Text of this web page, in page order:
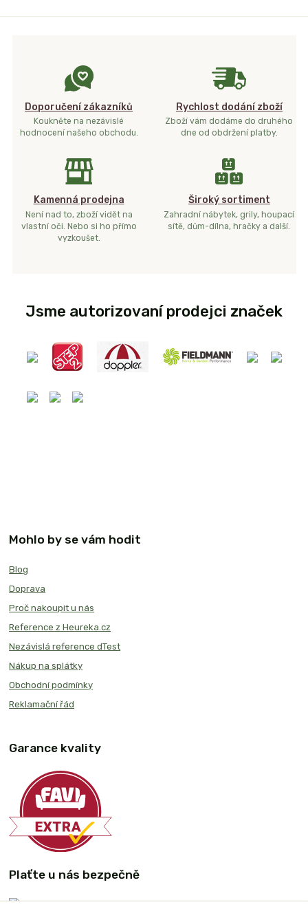
Doporučení zákazníků
Koukněte na nezávislé
hodnocení našeho obchodu.
Rychlost dodání zboží
Zboží vám dodáme do druhého
dne od obdržení platby.
Kamenná prodejna
Není nad to, zboží vidět na
vlastní oči. Nebo si ho přímo
vyzkoušet.
Široký sortiment
Zahradní nábytek, grily, houpací
sítě, dům-dílna, hračky a další.
Jsme autorizovaní prodejci značek
Mohlo by se vám hodit
Blog
Doprava
Proč nakoupit u nás
Reference z Heureka.cz
Nezávislá reference dTest
Nákup na splátky
Obchodní podmínky
Reklamační řád
Garance kvality
Plaťte u nás bezpečně